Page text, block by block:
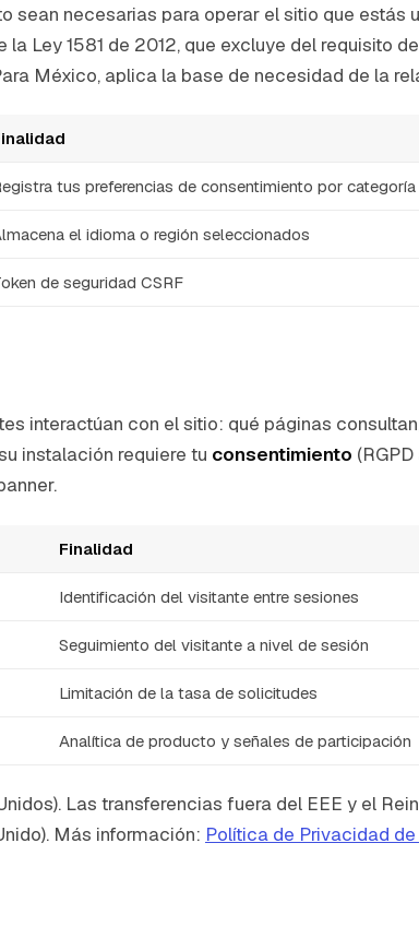
sean necesarias para operar el sitio que
Ley 1581 de 2012, que excluye del requisito
México, aplica la base de necesidad de la
tus preferencias de consentimiento por categoría
el idioma o región seleccionados
de seguridad CSRF
interactúan con el sitio: qué páginas
instalación requiere tu consentimiento
Finalidad
Identificación del visitante entre sesiones
Seguimiento del visitante a nivel de sesión
Limitación de la tasa de solicitudes
Analítica de producto y señales de participación
Las transferencias fuera del EEE y el
Más información: Política de Privacidad